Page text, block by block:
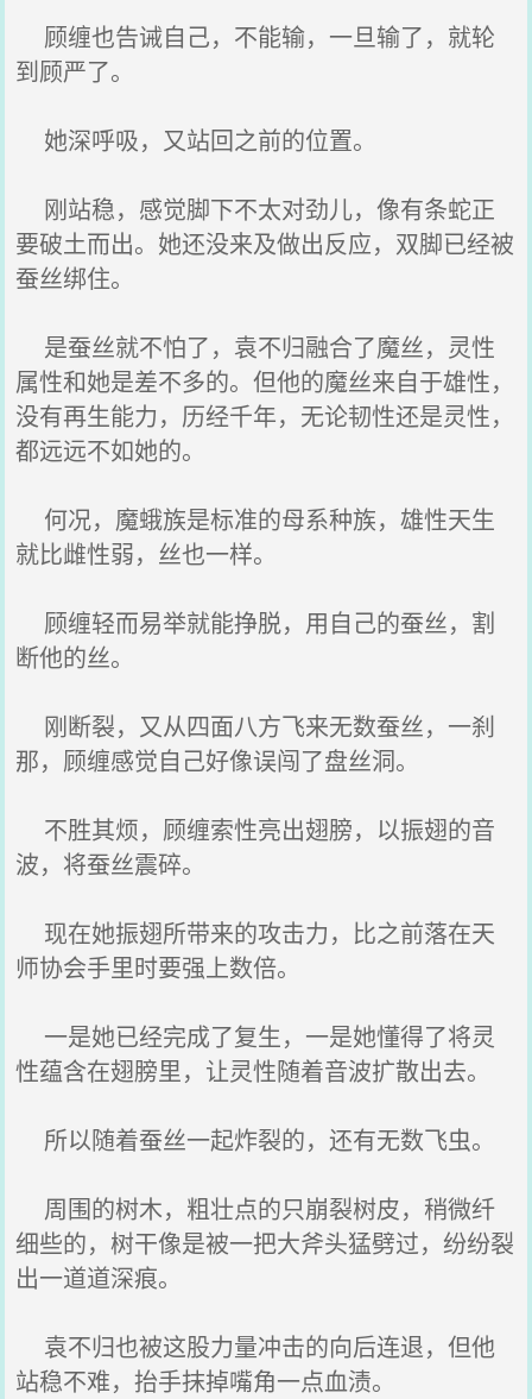
顾缠也告诫自己，不能输，一旦输了，就轮
到顾严了。
她深呼吸，又站回之前的位置。
刚站稳，感觉脚下不太对劲儿，像有条蛇正
要破土而出。她还没来及做出反应，双脚已经被
蚕丝绑住。
是蚕丝就不怕了，袁不归融合了魔丝，灵性
属性和她是差不多的。但他的魔丝来自于雄性，
没有再生能力，历经千年，无论韧性还是灵性，
都远远不如她的。
何况，魔蛾族是标准的母系种族，雄性天生
就比雌性弱，丝也一样。
顾缠轻而易举就能挣脱，用自己的蚕丝，割
断他的丝。
刚断裂，又从四面八方飞来无数蚕丝，一刹
那，顾缠感觉自己好像误闯了盘丝洞。
不胜其烦，顾缠索性亮出翅膀，以振翅的音
波，将蚕丝震碎。
现在她振翅所带来的攻击力，比之前落在天
师协会手里时要强上数倍。
一是她已经完成了复生，一是她懂得了将灵
性蕴含在翅膀里，让灵性随着音波扩散出去。
所以随着蚕丝一起炸裂的，还有无数飞虫。
周围的树木，粗壮点的只崩裂树皮，稍微纤
细些的，树干像是被一把大斧头猛劈过，纷纷裂
出一道道深痕。
袁不归也被这股力量冲击的向后连退，但他
站稳不难，抬手抹掉嘴角一点血渍。